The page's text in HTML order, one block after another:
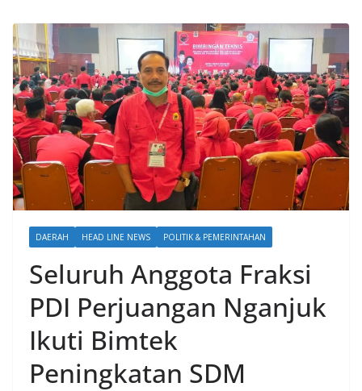
DAERAH HEAD LINE NEWS POLITIK & PEMERINTAHAN
Seluruh Anggota Fraksi
PDI Perjuangan Nganjuk
Ikuti Bimtek
Peningkatan SDM